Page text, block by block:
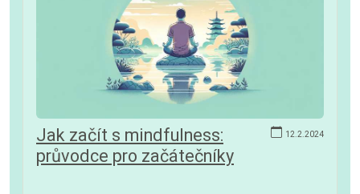
12.2.2024
Jak začít s mindfulness:
průvodce pro začátečníky